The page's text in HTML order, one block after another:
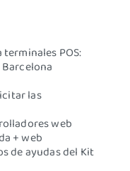
POS:
las
web
+ web
de ayudas del Kit